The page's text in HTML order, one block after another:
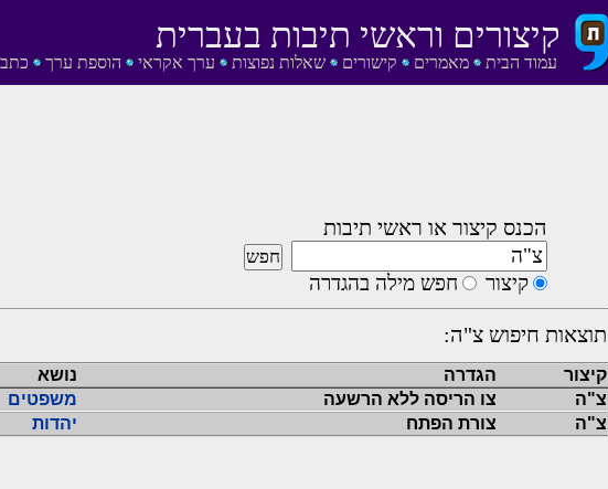
עמוד הבית מאמרים קישורים שאלות נפוצות ערך אקראי הוספת ערך
קיצורים וראשי תיבות בעברית
הכנס קיצור או ראשי תיבות
קיצור חפש מילה בהגדרה
תוצאות חיפוש צ"ה:
קיצור הגדרה נושא
צ"ה
צו הריסה ללא הרשעה
משפטים
צ"ה
צורת הפתח יהדות